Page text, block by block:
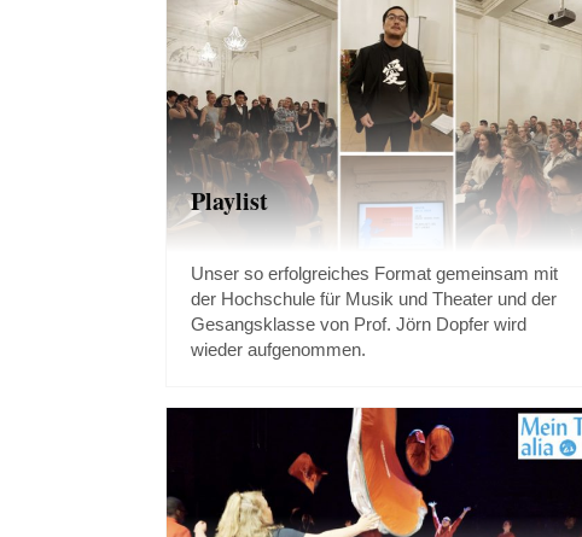
Playlist
Unser so erfolgreiches Format gemeinsam mit
der Hochschule für Musik und Theater und der
Gesangsklasse von Prof. Jörn Dopfer wird
wieder aufgenommen.